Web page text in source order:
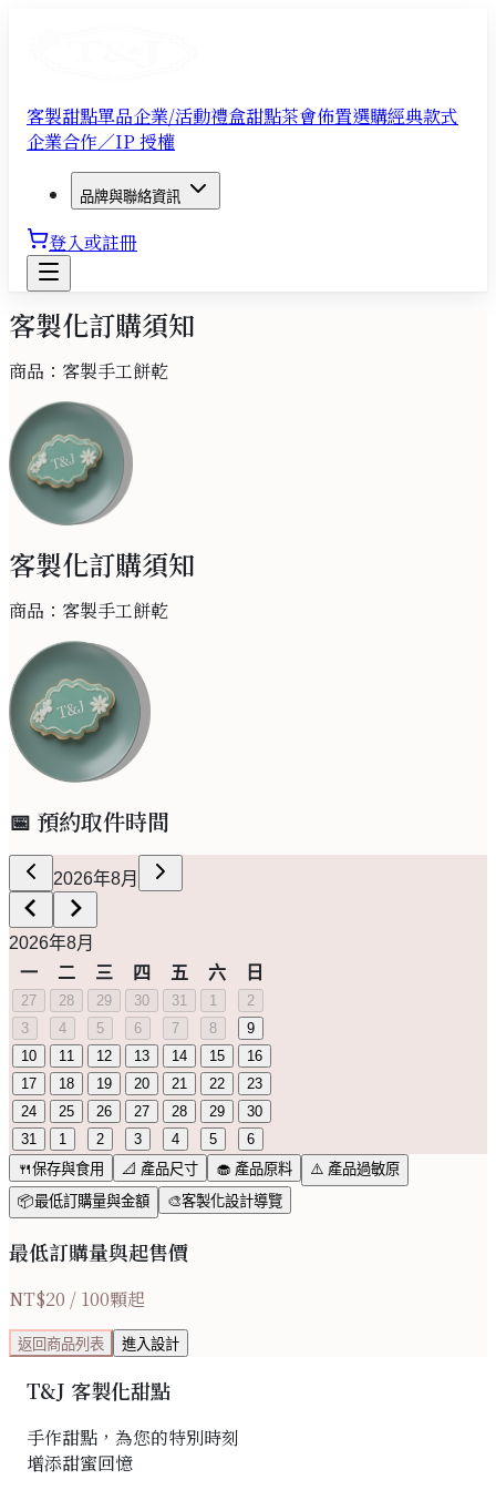
客製甜點單品企業/活動禮盒甜點茶會佈置選購經典款式
企業合作／IP 授權
品牌與聯絡資訊
登入或註冊
客製化訂購須知
商品： 客製手工餅乾
客製化訂購須知
商品： 客製手工餅乾
📅 預約取件時間
2026年8月
2026年8月
一
二 三 四 五 六 日
27 28 29 30 31 1
2
3
4 5 6 7 8
9
10
11 12 13 14 15
16
17
18 19 20 21 22
23
24
25 26 27 28 29
30
31
1 2 3 4 5
6
🍴保存與食用
📐 產品尺寸 🧁 產品原料
⚠️ 產品過敏原
📦最低訂購量與金額
🎨客製化設計導覽
最低訂購量與起售價
NT$20 / 100顆起
返回商品列表 進入設計
T&J 客製化甜點
手作甜點，為您的特別時刻
增添甜蜜回憶